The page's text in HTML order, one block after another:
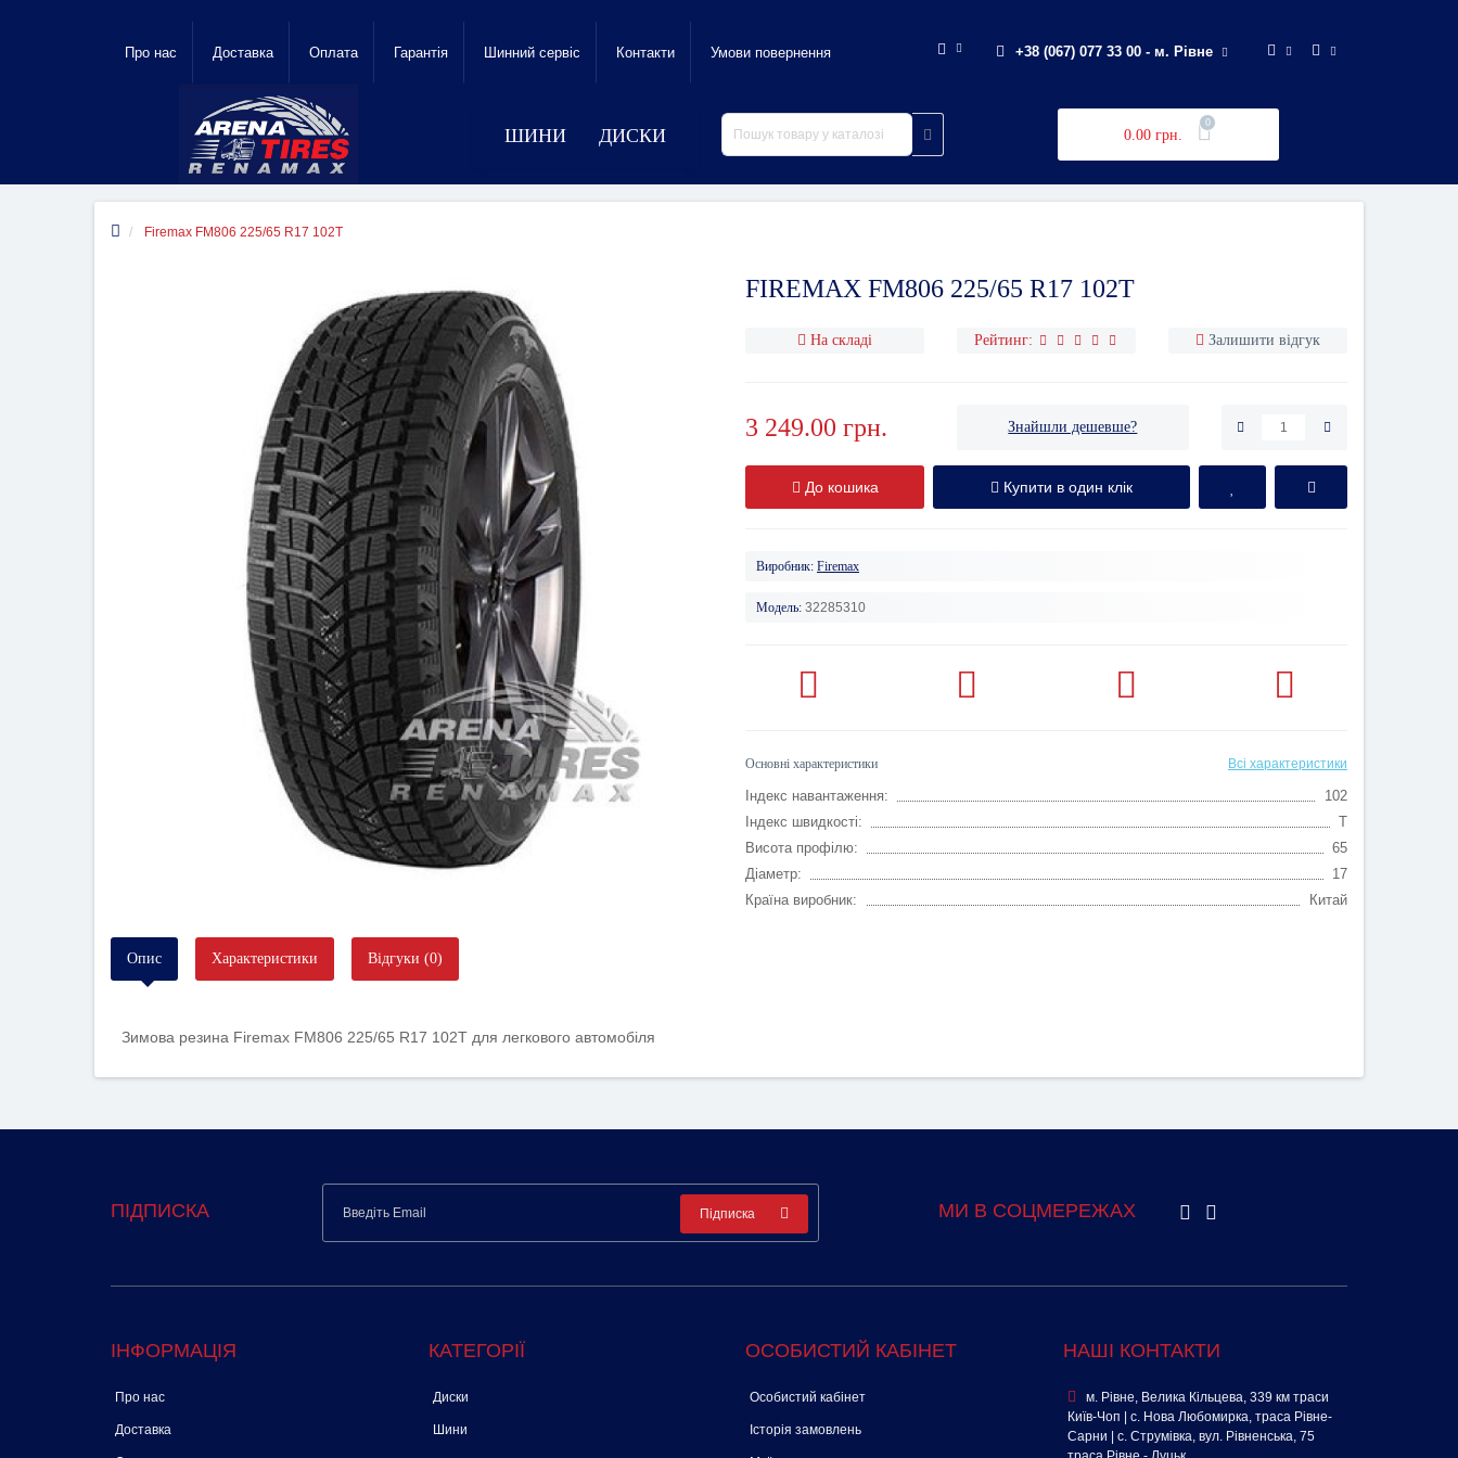
Про нас Доставка Оплата Гарантiя Шинний сервic Контакти Умови повернення +38 (067) 077 33 00 - м. Рівне
ШИНИ ДИСКИ 0.00 грн.
0
Firemax FM806 225/65 R17 102T
FIREMAX FM806 225/65 R17 102T
На складі Рейтинг: Залишити відгук
3 249.00 грн. Знайшли дешевше?
До кошика Купити в один клік
Виробник: Firemax
Модель: 32285310
Основні характеристики Всі характеристики
Індекс навантаження:
102
Індекс швидкості:
T
Висота профілю:
65
Діаметр:
17
Країна виробник:
Китай
Опис Характеристики Відгуки (0)
Зимова резина Firemax FM806 225/65 R17 102T для легкового автомобіля
ПІДПИСКА Підписка МИ В СОЦМЕРЕЖАХ
ІНФОРМАЦІЯ
Про нас
Доставка
КАТЕГОРІЇ
Диски
Шини
ОСОБИСТИЙ КАБІНЕТ
Особистий кабінет
Історія замовлень
НАШІ КОНТАКТИ
м. Рівне, Велика Кільцева, 339 км траси
Київ-Чоп | с. Нова Любомирка, траса Рівне-
Сарни | с. Струмівка, вул. Рівненська, 75